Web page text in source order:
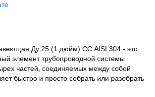
Ду 25 (1 дюйм) СС AISI 304 - это
элемент трубопроводной системы
частей, соединяемых между собой
быстро и просто собрать или разобрать